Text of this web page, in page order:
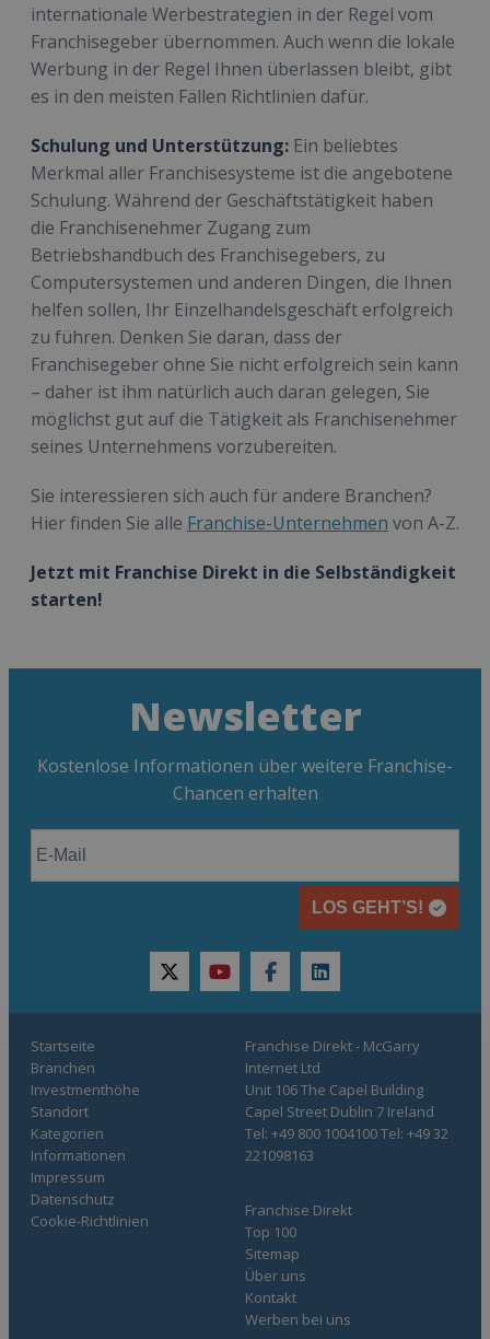
internationale Werbestrategien in der Regel vom
Franchisegeber übernommen. Auch wenn die lokale
Werbung in der Regel Ihnen überlassen bleibt, gibt
es in den meisten Fällen Richtlinien dafür.
Schulung und Unterstützung: Ein beliebtes
Merkmal aller Franchisesysteme ist die angebotene
Schulung. Während der Geschäftstätigkeit haben
die Franchisenehmer Zugang zum
Betriebshandbuch des Franchisegebers, zu
Computersystemen und anderen Dingen, die Ihnen
helfen sollen, Ihr Einzelhandelsgeschäft erfolgreich
zu führen. Denken Sie daran, dass der
Franchisegeber ohne Sie nicht erfolgreich sein kann
– daher ist ihm natürlich auch daran gelegen, Sie
möglichst gut auf die Tätigkeit als Franchisenehmer
seines Unternehmens vorzubereiten.
Sie interessieren sich auch für andere Branchen?
Hier finden Sie alle Franchise-Unternehmen von A-Z.
Jetzt mit Franchise Direkt in die Selbständigkeit
starten!
Newsletter
Kostenlose Informationen über weitere Franchise-
Chancen erhalten
LOS GEHT’S!
twitteryoutubefacebooklinkedin
Startseite
Branchen
Investmenthöhe
Standort
Kategorien
Informationen
Franchise Direkt
Top 100
Sitemap
Über uns
Kontakt
Werben bei uns
Impressum
Datenschutz
Cookie-Richtlinien
Franchise Direkt - McGarry
Internet Ltd
Unit 106 The Capel Building
Capel Street Dublin 7 Ireland
Tel: +49 800 1004100 Tel: +49 32
221098163